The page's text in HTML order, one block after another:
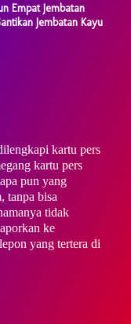
Empat Jembatan
Jembatan Kayu
kartu pers
kartu pers
pun yang
tanpa bisa
tidak
ke
yang tertera di